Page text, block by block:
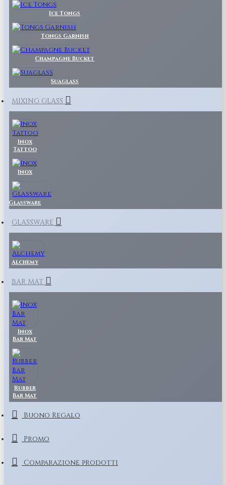
Ice Tongs
Tongs Garnish
Champagne Bucket
Suaglass
MIXING GLASS
Inox
Tattoo
Inox
Glassware
GLASSWARE
Alchemy
BAR MAT
Inox
Bar Mat
Rubber
Bar Mat
Buono Regalo
Promo
Comparazione prodotti